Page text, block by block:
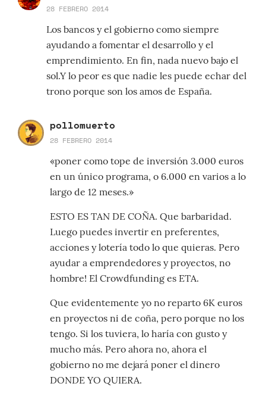
28 FEBRERO 2014
Los bancos y el gobierno como siempre
ayudando a fomentar el desarrollo y el
emprendimiento. En fin, nada nuevo bajo el
sol.Y lo peor es que nadie les puede echar del
trono porque son los amos de España.
pollomuerto
28 FEBRERO 2014
«poner como tope de inversión 3.000 euros
en un único programa, o 6.000 en varios a lo
largo de 12 meses.»
ESTO ES TAN DE COÑA. Que barbaridad.
Luego puedes invertir en preferentes,
acciones y lotería todo lo que quieras. Pero
ayudar a emprendedores y proyectos, no
hombre! El Crowdfunding es ETA.
Que evidentemente yo no reparto 6K euros
en proyectos ni de coña, pero porque no los
tengo. Si los tuviera, lo haría con gusto y
mucho más. Pero ahora no, ahora el
gobierno no me dejará poner el dinero
DONDE YO QUIERA.